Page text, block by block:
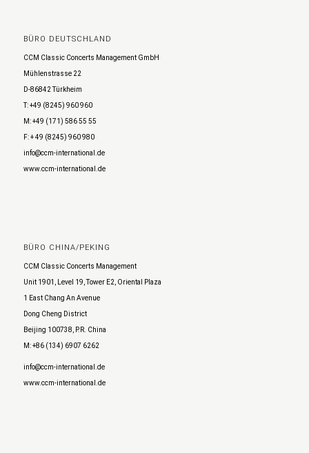
BÜRO DEUTSCHLAND
CCM Classic Concerts Management GmbH
Mühlenstrasse 22
D-86842 Türkheim
T: +49 (8245) 960 960
M: +49 (171) 586 55 55
F: + 49 (8245) 960 980
info@ccm-international.de
www.ccm-international.de
BÜRO CHINA/PEKING
CCM Classic Concerts Management
Unit 1901, Level 19, Tower E2, Oriental Plaza
1 East Chang An Avenue
Dong Cheng District
Beijing 100738, P.R. China
M: +86 (134) 6907 6262
info@ccm-international.de
www.ccm-international.de